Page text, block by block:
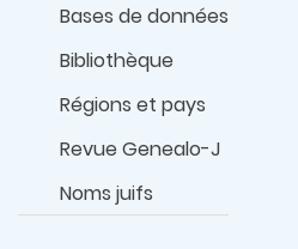
Bases de données
Bibliothèque
Régions et pays
Revue Genealo-J
Noms juifs